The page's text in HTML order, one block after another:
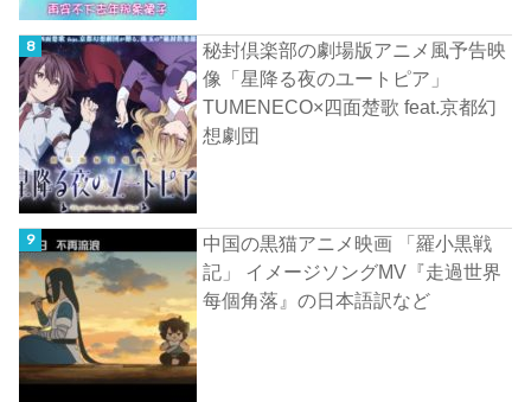
秘封倶楽部の劇場版アニメ風予告映
像「星降る夜のユートピア」
TUMENECO×四面楚歌 feat.京都幻
想劇団
中国の黒猫アニメ映画 「羅小黒戦
記」 イメージソングMV『走過世界
每個角落』の日本語訳など